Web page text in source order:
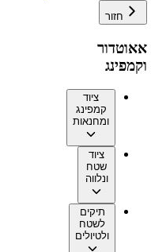
חזור
אאוטדור
וקמפינג
ציוד
קמפינג
ומחנאות
ציוד
שטח
ונלווה
תיקים
לשטח
ולטיולים